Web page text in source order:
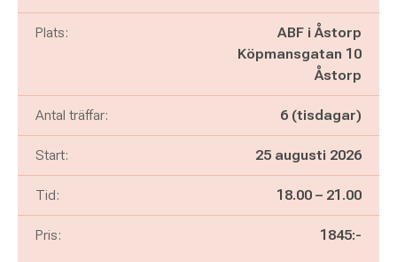
Plats:
ABF i Åstorp
Köpmansgatan 10
Åstorp
Antal träffar: 6 (tisdagar)
Start: 25 augusti 2026
Tid: Pågår mellan
18.00 – och
21.00
Pris: 1845:-